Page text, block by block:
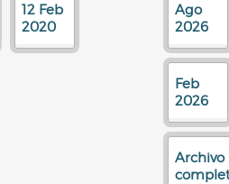
12 Feb
2020
Ago
2026
Feb
2026
Archivo